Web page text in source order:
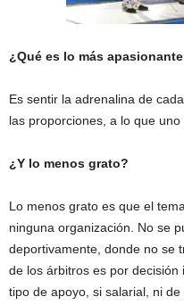
¿Qué es lo más
Es sentir la adrenalina de
las proporciones, a lo que uno
¿Y lo menos grato?
Lo menos grato es que el
ninguna organización. No se
deportivamente, donde no se
de los árbitros es por
tipo de apoyo, si salarial, ni